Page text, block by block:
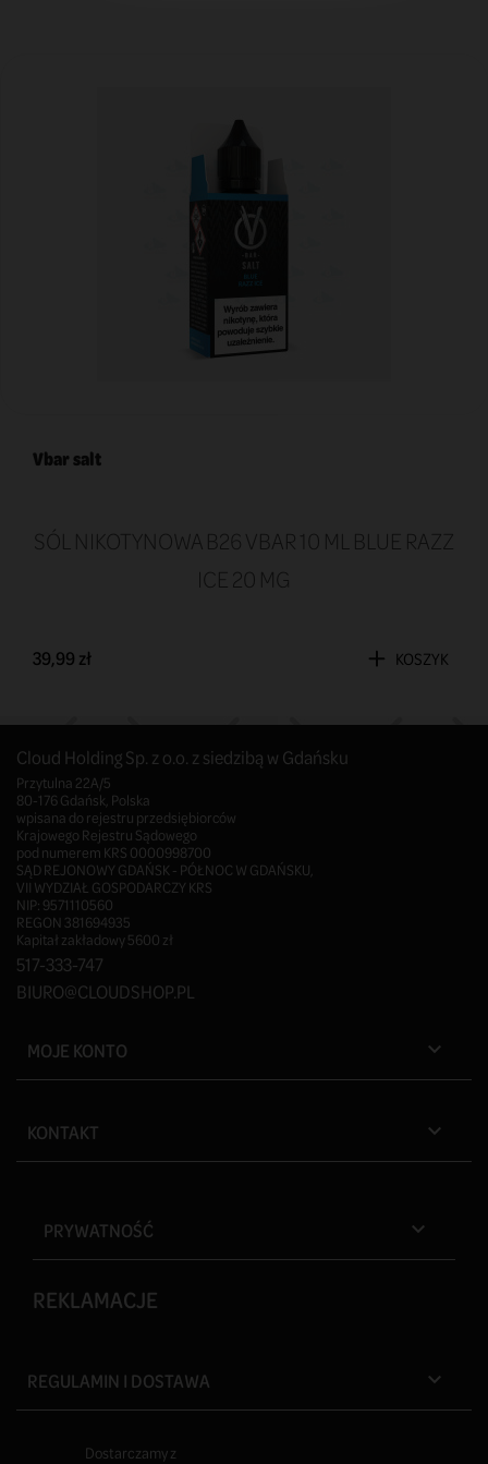
Vbar salt
SÓL NIKOTYNOWA B26 VBAR 10 ML BLUE RAZZ
ICE 20 MG
39,99 zł KOSZYK
Cloud Holding Sp. z o.o. z siedzibą w Gdańsku
Przytulna 22A/5
80-176 Gdańsk, Polska
wpisana do rejestru przedsiębiorców
Krajowego Rejestru Sądowego
pod numerem KRS 0000998700
SĄD REJONOWY GDAŃSK - PÓŁNOC W GDAŃSKU,
VII WYDZIAŁ GOSPODARCZY KRS
NIP: 9571110560
REGON 381694935
Kapitał zakładowy 5600 zł
517-333-747
BIURO@CLOUDSHOP.PL
MOJE KONTO 
KONTAKT 
PRYWATNOŚĆ 
REKLAMACJE
REGULAMIN I DOSTAWA 
Dostarczamy z